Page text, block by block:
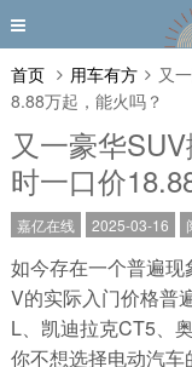
首页 用车有方
又
8.88万起，能火吗？
又一豪华
时一口价
嘉亿在线 2025-03-16
如今存在一个普遍
V的实际入门价格普
L、凯迪拉克CT5、
你不想选择电动汽